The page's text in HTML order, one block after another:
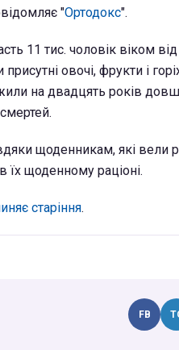
"Ортодокс".
11 тис. чоловік віком
овочі, фрукти і
на двадцять років
щоденникам, які вели
їх щоденному раціоні.
старіння.
FB